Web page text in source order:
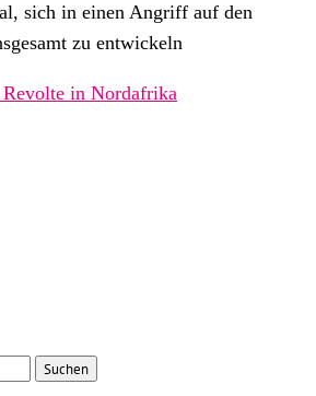
sich in einen Angriff auf den
zu entwickeln
in Nordafrika